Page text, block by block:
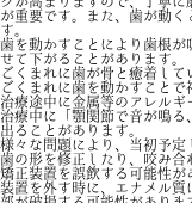
が重要です。また、歯が動
す。
歯を動かすことにより歯根
せて下がることがあります。
ごくまれに歯が骨と癒着して
ごくまれに歯を動かすことで
治療途中に金属等のアレルギ
治療中に「顎関節で音が鳴
出ることがあります。
様々な問題により、当初予定
歯の形を修正したり、咬み合
矯正装置を誤飲する可能性が
装置を外す時に、エナメル